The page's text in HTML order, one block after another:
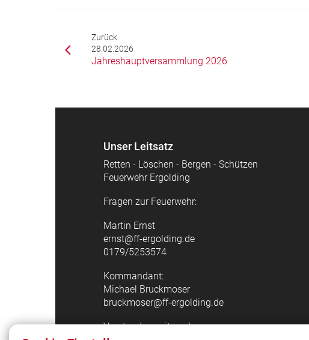
Zurück
28.02.2026
Jahreshauptversammlung 2026
Unser Leitsatz
Retten - Löschen - Bergen - Schützen
Feuerwehr Ergolding
Fragen zur Feuerwehr:
Martin Ernst
ernst@ff-ergolding.de
0179/5253574
Kommandant:
Michael Bruckmoser
bruckmoser@ff-ergolding.de
Vorstandsvorsitzender: